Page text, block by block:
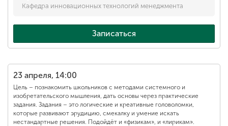
Кафедра инновационных технологий менеджмента
Записаться
23 апреля, 14:00
Цель – познакомить школьников с методами системного и
изобретательского мышления, дать основы через практические
задания. Задания – это логические и креативные головоломки,
которые развивают эрудицию, смекалку и умение искать
нестандартные решения. Подойдёт и «физикам», и «лирикам».